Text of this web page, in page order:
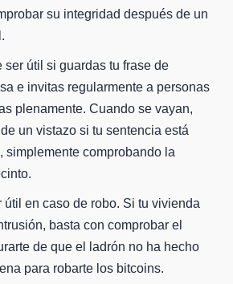
su integridad después de un
ser útil si guardas tu frase de
e invitas regularmente a personas
plenamente. Cuando se vayan,
un vistazo si tu sentencia está
simplemente comprobando la
útil en caso de robo. Si tu vivienda
basta con comprobar el
de que el ladrón no ha hecho
para robarte los bitcoins.